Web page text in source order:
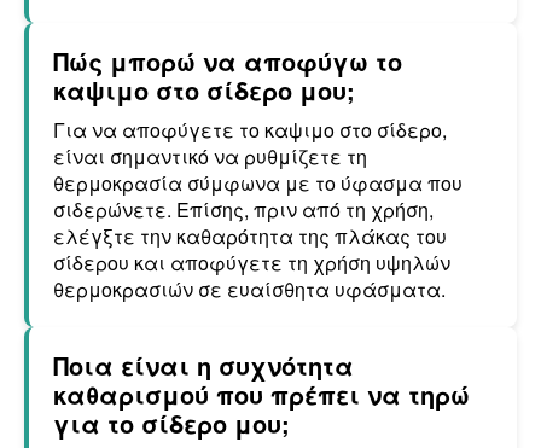
Πώς μπορώ να αποφύγω το
καψιμο στο σίδερο μου;
Για να αποφύγετε το καψιμο στο σίδερο,
είναι σημαντικό να ρυθμίζετε τη
θερμοκρασία σύμφωνα με το ύφασμα που
σιδερώνετε. Επίσης, πριν από τη χρήση,
ελέγξτε την καθαρότητα της πλάκας του
σίδερου και αποφύγετε τη χρήση υψηλών
θερμοκρασιών σε ευαίσθητα υφάσματα.
Ποια είναι η συχνότητα
καθαρισμού που πρέπει να τηρώ
για το σίδερο μου;